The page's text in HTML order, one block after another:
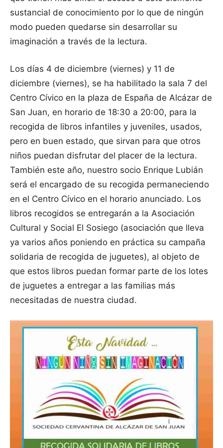
sustancial de conocimiento por lo que de ningún
modo pueden quedarse sin desarrollar su
imaginación a través de la lectura.
Los días 4 de diciembre (viernes) y 11 de
diciembre (viernes), se ha habilitado la sala 7 del
Centro Cívico en la plaza de España de Alcázar de
San Juan, en horario de 18:30 a 20:00, para la
recogida de libros infantiles y juveniles, usados,
pero en buen estado, que sirvan para que otros
niños puedan disfrutar del placer de la lectura.
También este año, nuestro socio Enrique Lubián
será el encargado de su recogida permaneciendo
en el Centro Cívico en el horario anunciado. Los
libros recogidos se entregarán a la Asociación
Cultural y Social El Sosiego (asociación que lleva
ya varios años poniendo en práctica su campaña
solidaria de recogida de juguetes), al objeto de
que estos libros puedan formar parte de los lotes
de juguetes a entregar a las familias más
necesitadas de nuestra ciudad.